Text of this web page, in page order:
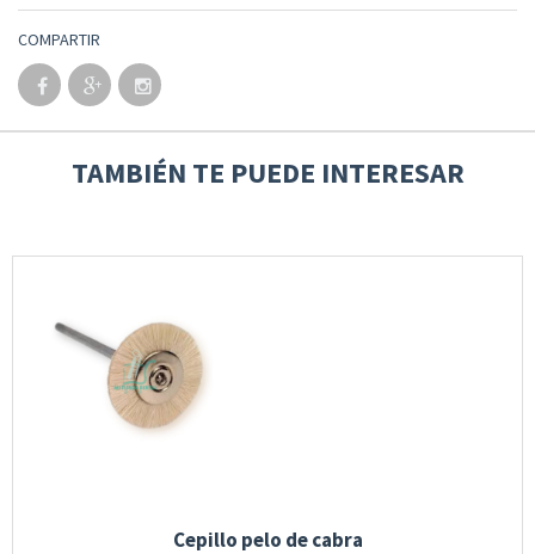
COMPARTIR
TAMBIÉN TE PUEDE INTERESAR
Cepillo pelo de cabra